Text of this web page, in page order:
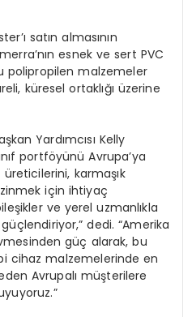
ı satın almasının
esnek ve sert PVC
polipropilen malzemeler
küresel ortaklığı üzerine
Yardımcısı Kelly
fportföyünü Avrupa’ya
üreticilerini, karmaşık
için ihtiyaç
ve yerel uzmanlıkla
dedi. “Amerika
ivmesinden güç alarak, bu
cihaz malzemelerinde en
Avrupalı müşterilere